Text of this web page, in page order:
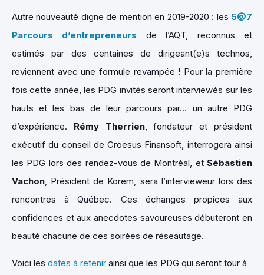
Autre nouveauté digne de mention en 2019-2020 : les 5@7
Parcours d’entrepreneurs de l’AQT, reconnus et
estimés par des centaines de dirigeant(e)s technos,
reviennent avec une formule revampée ! Pour la première
fois cette année, les PDG invités seront interviewés sur les
hauts et les bas de leur parcours par… un autre PDG
d’expérience. Rémy Therrien, fondateur et président
exécutif du conseil de Croesus Finansoft, interrogera ainsi
les PDG lors des rendez-vous de Montréal, et Sébastien
Vachon, Président de Korem, sera l’intervieweur lors des
rencontres à Québec. Ces échanges propices aux
confidences et aux anecdotes savoureuses débuteront en
beauté chacune de ces soirées de réseautage.
Voici les dates à retenir ainsi que les PDG qui seront tour à